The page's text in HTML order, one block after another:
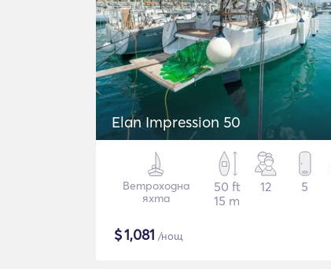
Elan Impression 50
Ветроходна
яхта
50 ft
15 m
12 5
$1,081 /нощ